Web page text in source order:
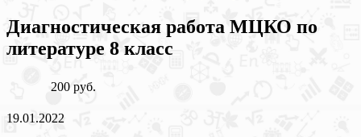
Диагностическая работа МЦКО по
литературе 8 класс
200 руб.
19.01.2022